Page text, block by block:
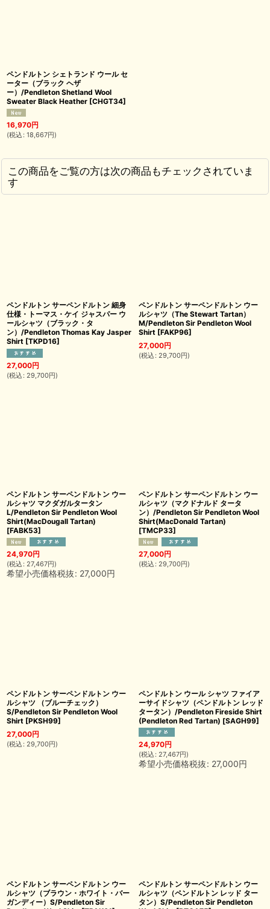
ペンドルトン シェトランド ウール セ
ーター（ブラック ヘザ
ー）/Pendleton Shetland Wool
Sweater Black Heather [CHGT34]
16,970円
(税込 : 18,667円)
この商品をご覧の方は次の商品もチェックされていま
す
ペンドルトン サーペンドルトン 細身
仕様・トーマス・ケイ ジャスパー ウ
ールシャツ（ブラック・タ
ン）/Pendleton Thomas Kay Jasper
Shirt [TKPD16]
27,000円
(税込 : 29,700円)
ペンドルトン サーペンドルトン ウー
ルシャツ（The Stewart Tartan）
M/Pendleton Sir Pendleton Wool
Shirt [FAKP96]
27,000円
(税込 : 29,700円)
ペンドルトン サーペンドルトン ウー
ルシャツ マクダガルタータン
L/Pendleton Sir Pendleton Wool
Shirt(MacDougall Tartan)
[FABK53]
24,970円
(税込 : 27,467円)
希望小売価格税抜: 27,000円
ペンドルトン サーペンドルトン ウー
ルシャツ（マクドナルド タータ
ン）/Pendleton Sir Pendleton Wool
Shirt(MacDonald Tartan)
[TMCP33]
27,000円
(税込 : 29,700円)
ペンドルトン サーペンドルトン ウー
ルシャツ （ブルーチェック）
S/Pendleton Sir Pendleton Wool
Shirt [PKSH99]
27,000円
(税込 : 29,700円)
ペンドルトン ウール シャツ ファイア
ーサイドシャツ（ペンドルトン レッド
タータン）/Pendleton Fireside Shirt
(Pendleton Red Tartan) [SAGH99]
24,970円
(税込 : 27,467円)
希望小売価格税抜: 27,000円
ペンドルトン サーペンドルトン ウー
ルシャツ（ブラウン・ホワイト・バー
ガンディー）S/Pendleton Sir
ペンドルトン サーペンドルトン ウー
ルシャツ（ペンドルトン レッド ター
タン）S/Pendleton Sir Pendleton